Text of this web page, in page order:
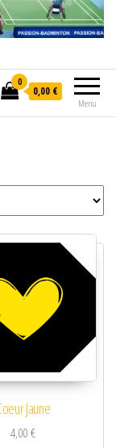
Menu
0
0,00 €
Jaune
4,00€